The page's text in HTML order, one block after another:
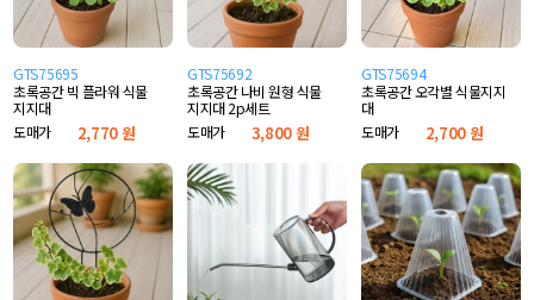
GTS75695
초록공간 빅 플라워 식물
지지대
도매가
2,770 원
GTS75692
초록공간 나비 원형 식물
지지대 2p세트
도매가
3,800 원
GTS75694
초록공간 오각별 식물지지
대
도매가
2,700 원